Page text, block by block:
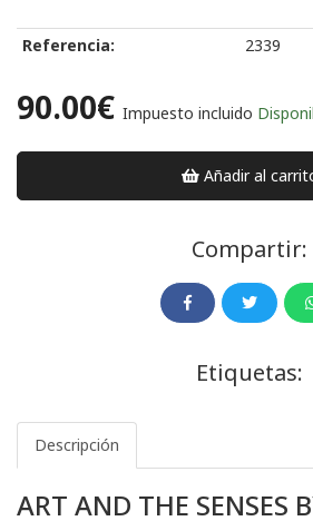
Referencia: 2339
90.00€ Impuesto incluido
Añadir al
Compartir:
Etiquetas:
Descripción
ART AND THE SENSES